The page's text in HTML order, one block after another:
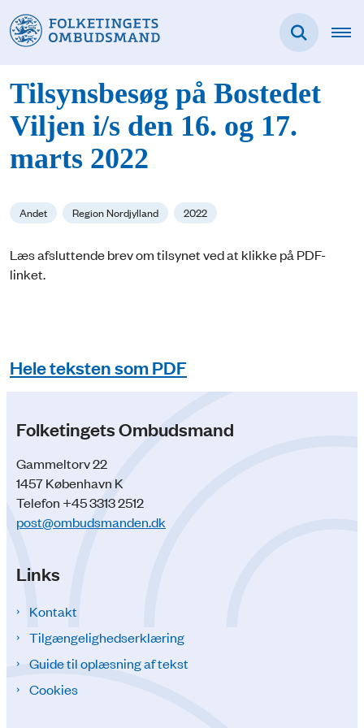
Tilsynsbesøg på Bostedet
Viljen i/s den 16. og 17.
marts 2022
Andet Region Nordjylland 2022
Læs afsluttende brev om tilsynet ved at klikke på PDF-
linket.
Hele teksten som PDF
Folketingets Ombudsmand
Gammeltorv 22
1457 København K
Telefon +45 3313 2512
post@ombudsmanden.dk
Links
Kontakt
Tilgængelighedserklæring
Guide til oplæsning af tekst
Cookies